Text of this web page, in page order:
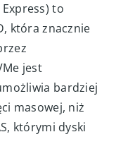
to
która znacznie
jest
bardziej
masowej, niż
którymi dyski